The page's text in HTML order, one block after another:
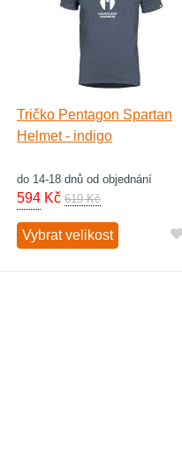
Tričko Pentagon Spartan
Helmet - indigo
do 14-18 dnů od objednání
594 Kč 619 Kč
Vybrat velikost